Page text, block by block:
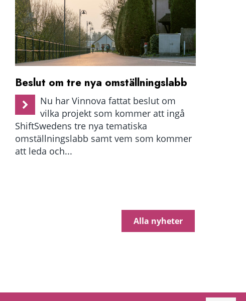
Beslut om tre nya omställningslabb
Nu har Vinnova fattat beslut om
vilka projekt som kommer att ingå
ShiftSwedens tre nya tematiska
omställningslabb samt vem som kommer
att leda och...
Alla nyheter